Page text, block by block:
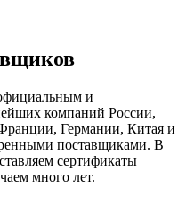
и
компаний России,
Германии, Китая и
поставщиками. В
сертификаты
много лет.